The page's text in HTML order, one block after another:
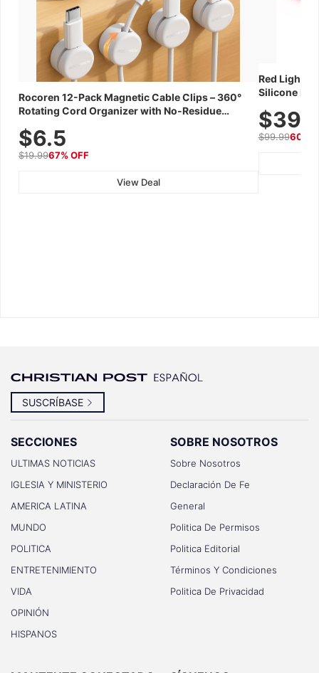
Rocoren 12-Pack Magnetic Cable Clips – 360°
Rotating Cord Organizer with No-Residue
Wall, Car & Office, White
$6.5
$19.9967% OFF
View Deal
Red Light
Silicone
$99.9960%
SUSCRÍBASE
SECCIONES
ULTIMAS NOTICIAS
IGLESIA Y MINISTERIO
AMERICA LATINA
MUNDO
POLITICA
ENTRETENIMIENTO
VIDA
OPINIÓN
HISPANOS
SOBRE NOSOTROS
Sobre Nosotros
Declaración De Fe
General
Politica De Permisos
Politica Editorial
Términos Y Condiciones
Politica De Privacidad